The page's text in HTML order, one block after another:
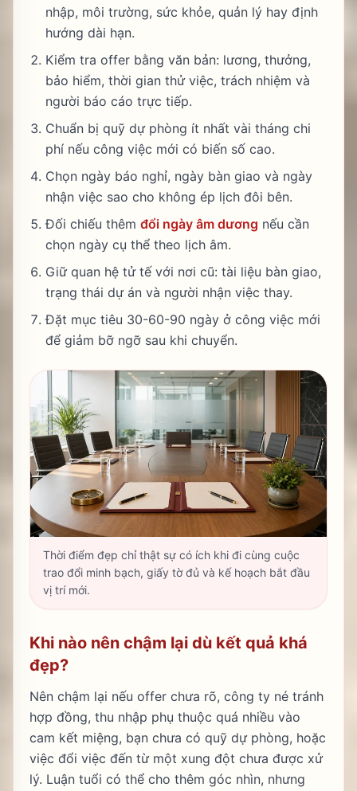
nhập, môi trường, sức khỏe, quản lý hay định
hướng dài hạn.
Kiểm tra offer bằng văn bản: lương, thưởng,
bảo hiểm, thời gian thử việc, trách nhiệm và
người báo cáo trực tiếp.
Chuẩn bị quỹ dự phòng ít nhất vài tháng chi
phí nếu công việc mới có biến số cao.
Chọn ngày báo nghỉ, ngày bàn giao và ngày
nhận việc sao cho không ép lịch đôi bên.
Đối chiếu thêm đổi ngày âm dương nếu cần
chọn ngày cụ thể theo lịch âm.
Giữ quan hệ tử tế với nơi cũ: tài liệu bàn giao,
trạng thái dự án và người nhận việc thay.
Đặt mục tiêu 30-60-90 ngày ở công việc mới
để giảm bỡ ngỡ sau khi chuyển.
Thời điểm đẹp chỉ thật sự có ích khi đi cùng cuộc
trao đổi minh bạch, giấy tờ đủ và kế hoạch bắt đầu
vị trí mới.
Khi nào nên chậm lại dù kết quả khá
đẹp?
Nên chậm lại nếu offer chưa rõ, công ty né tránh
hợp đồng, thu nhập phụ thuộc quá nhiều vào
cam kết miệng, bạn chưa có quỹ dự phòng, hoặc
việc đổi việc đến từ một xung đột chưa được xử
lý. Luận tuổi có thể cho thêm góc nhìn, nhưng